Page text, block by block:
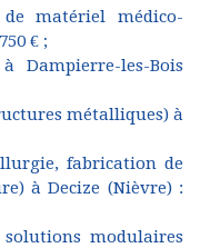
matériel médico-
€ ;
Dampierre-les-Bois
métalliques) à
fabrication de
à Decize (Nièvre) :
modulaires